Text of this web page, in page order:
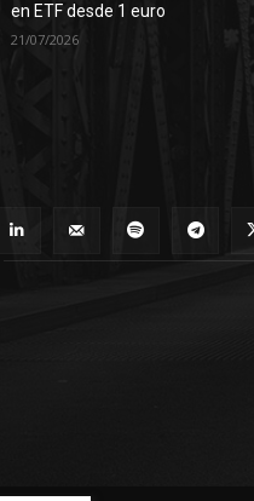
en ETF desde 1 euro
21/07/2026